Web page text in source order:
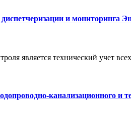
и мониторинга
является технический учет
канализационного и